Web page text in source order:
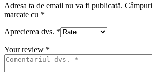
Adresa ta de email nu va fi publicată.
marcate cu *
Aprecierea dvs. *
Your review *